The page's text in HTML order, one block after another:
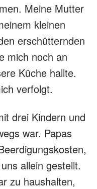
Meine Mutter
kleinen
erschütternden
mich noch an
Küche hallte.
verfolgt.
drei Kindern und
war. Papas
allein gestellt.
zu haushalten,